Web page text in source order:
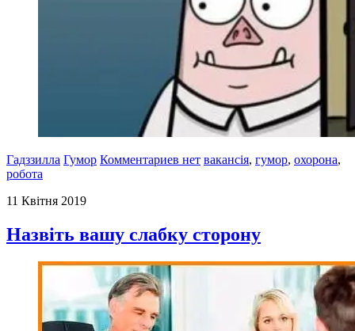
Гадззилла Гумор Комментариев нет вакансія, гумор, охорона,
робота
11 Квітня 2019
Назвіть вашу слабку сторону